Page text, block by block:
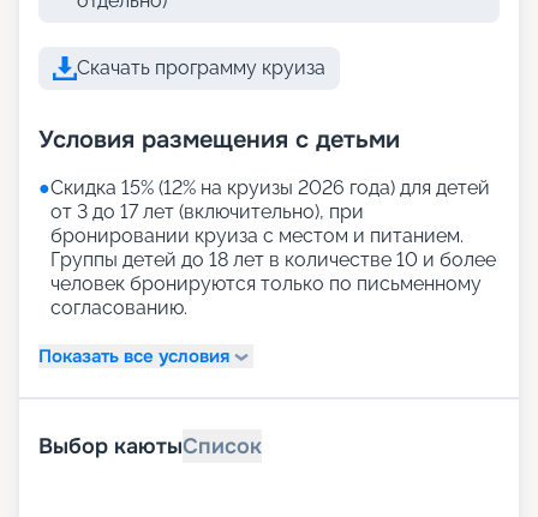
Скачать программу круиза
Условия размещения с детьми
●Скидка 15% (12% на круизы 2026 года) для детей
от 3 до 17 лет (включительно), при
бронировании круиза с местом и питанием.
Группы детей до 18 лет в количестве 10 и более
человек бронируются только по письменному
согласованию.
Показать все условия
Выбор каютыСписок